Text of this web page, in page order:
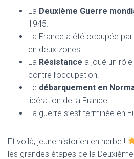
La Deuxième Guerre
1945.
La France a été occupée
en deux zones.
La Résistance a joué un
contre l’occupation.
Le débarquement en
libération de la France.
La guerre s’est terminée en
Et voilà, jeune historien en herbe !
les grandes étapes de la